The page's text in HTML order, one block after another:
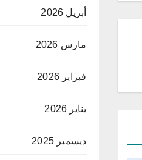
أبريل 2026
مارس 2026
فبراير 2026
يناير 2026
ديسمبر 2025